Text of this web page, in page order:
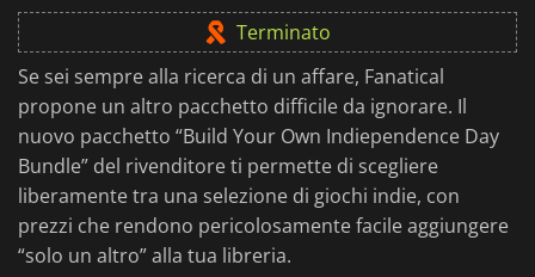
Terminato
Se sei sempre alla ricerca di un affare, Fanatical
propone un altro pacchetto difficile da ignorare. Il
nuovo pacchetto “Build Your Own Indiependence Day
Bundle” del rivenditore ti permette di scegliere
liberamente tra una selezione di giochi indie, con
prezzi che rendono pericolosamente facile aggiungere
“solo un altro” alla tua libreria.